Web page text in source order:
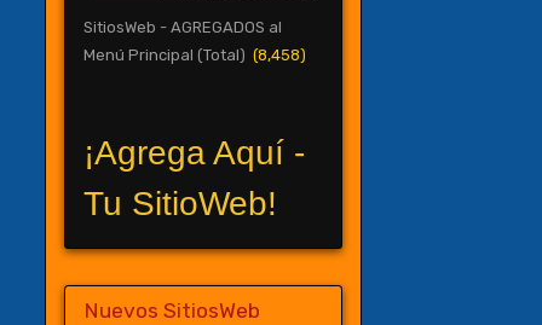
SitiosWeb - AGREGADOS al
Menú Principal (Total) (8,458)
¡Agrega Aquí -
Tu SitioWeb!
Nuevos SitiosWeb